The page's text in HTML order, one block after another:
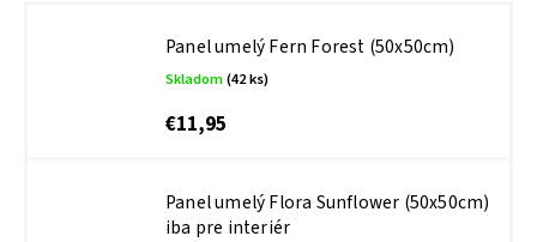
Panel umelý Fern Forest (50x50cm)
Skladom(42 ks)
€11,95
Panel umelý Flora Sunflower (50x50cm)
iba pre interiér